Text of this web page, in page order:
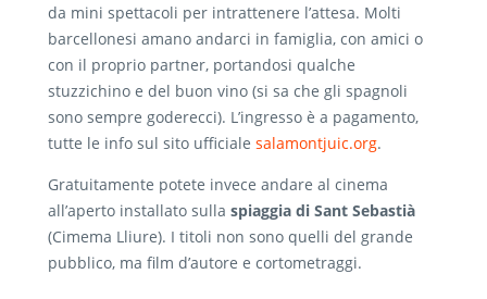
da mini spettacoli per intrattenere l’attesa. Molti
barcellonesi amano andarci in famiglia, con amici o
con il proprio partner, portandosi qualche
stuzzichino e del buon vino (si sa che gli spagnoli
sono sempre goderecci). L’ingresso è a pagamento,
tutte le info sul sito ufficiale salamontjuic.org.
Gratuitamente potete invece andare al cinema
all’aperto installato sulla spiaggia di Sant Sebastià
(Cimema Lliure). I titoli non sono quelli del grande
pubblico, ma film d’autore e cortometraggi.